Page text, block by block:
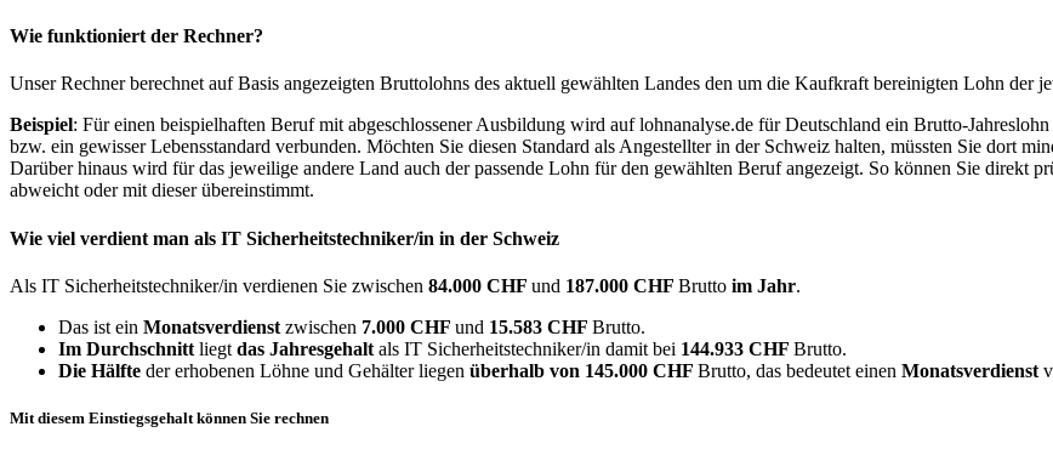
Wie funktioniert der Rechner?
Unser Rechner berechnet auf Basis angezeigten Bruttolohns des aktuell gewählten Landes den um die Kaufkraft bereinigten Lohn der
Beispiel: Für einen beispielhaften Beruf mit abgeschlossener Ausbildung wird auf lohnanalyse.de für Deutschland ein Brutto-
bzw. ein gewisser Lebensstandard verbunden. Möchten Sie diesen Standard als Angestellter in der Schweiz halten, müssten Sie dort
Darüber hinaus wird für das jeweilige andere Land auch der passende Lohn für den gewählten Beruf angezeigt. So können Sie direkt
abweicht oder mit dieser übereinstimmt.
Wie viel verdient man als IT Sicherheitstechniker/in in der Schweiz
Als IT Sicherheitstechniker/in verdienen Sie zwischen 84.000 CHF und 187.000 CHF Brutto im Jahr.
Das ist ein Monatsverdienst zwischen 7.000 CHF und 15.583 CHF Brutto.
Im Durchschnitt liegt das Jahresgehalt als IT Sicherheitstechniker/in damit bei 144.933 CHF Brutto.
Die Hälfte der erhobenen Löhne und Gehälter liegen überhalb von 145.000 CHF Brutto, das bedeutet einen Monatsverdienst
Mit diesem Einstiegsgehalt können Sie rechnen